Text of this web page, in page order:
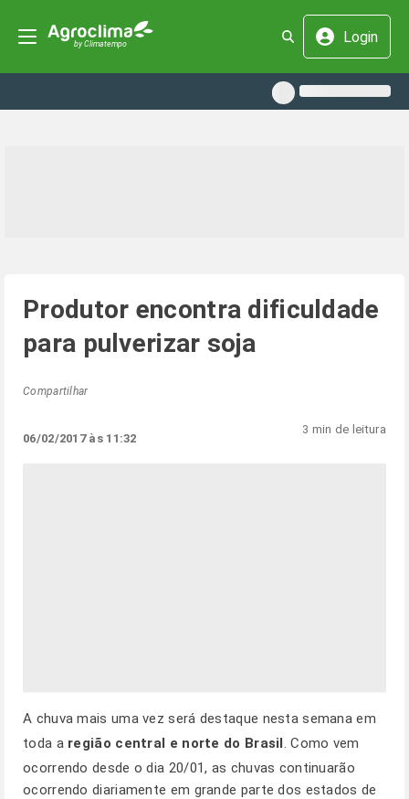
Login
Produtor encontra dificuldade
para pulverizar soja
Compartilhar
06/02/2017 às 11:32
3 min de leitura
A chuva mais uma vez será destaque nesta semana em
toda a região central e norte do Brasil. Como vem
ocorrendo desde o dia 20/01, as chuvas continuarão
ocorrendo diariamente em grande parte dos estados de